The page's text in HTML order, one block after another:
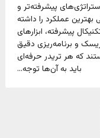
پیشرفته‌تر و
بهترین عملکرد را داشته
پیشرفته، ابزارهای
و برنامه‌ریزی دقیق
که هر تریدر حرفه‌ای
باید به آن‌ها توجه...